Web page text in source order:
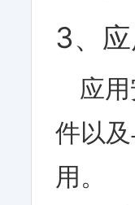
3、
应
件以
用。